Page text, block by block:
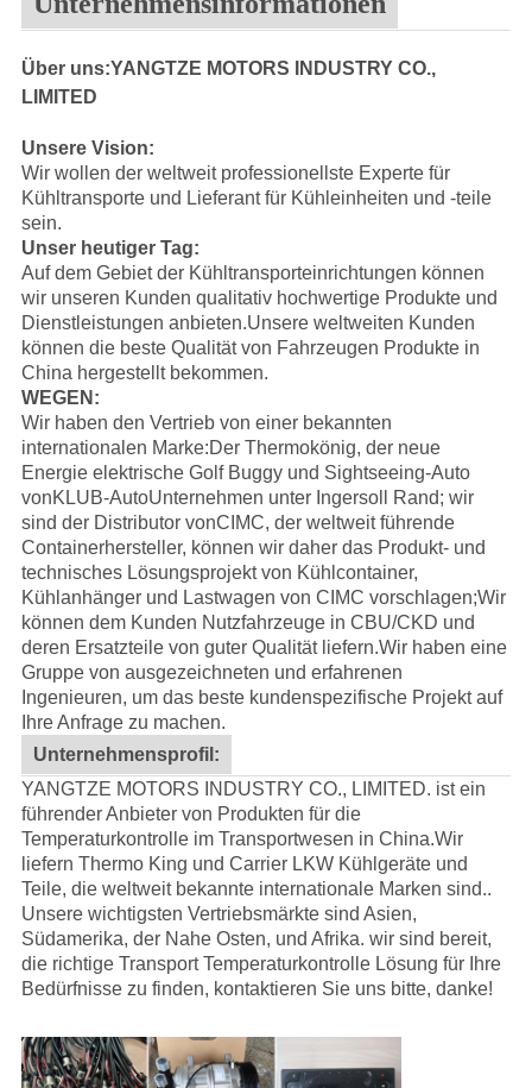
Über uns:YANGTZE MOTORS INDUSTRY CO.,
LIMITED
Unsere Vision:
Wir wollen der weltweit professionellste Experte für
Kühltransporte und Lieferant für Kühleinheiten und -teile
sein.
Unser heutiger Tag:
Auf dem Gebiet der Kühltransporteinrichtungen können
wir unseren Kunden qualitativ hochwertige Produkte und
Dienstleistungen anbieten.Unsere weltweiten Kunden
können die beste Qualität von Fahrzeugen Produkte in
China hergestellt bekommen.
WEGEN:
Wir haben den Vertrieb von einer bekannten
internationalen Marke:Der Thermokönig, der neue
Energie elektrische Golf Buggy und Sightseeing-Auto
vonKLUB-AutoUnternehmen unter Ingersoll Rand; wir
sind der Distributor vonCIMC, der weltweit führende
Containerhersteller, können wir daher das Produkt- und
technisches Lösungsprojekt von Kühlcontainer,
Kühlanhänger und Lastwagen von CIMC vorschlagen;Wir
können dem Kunden Nutzfahrzeuge in CBU/CKD und
deren Ersatzteile von guter Qualität liefern.Wir haben eine
Gruppe von ausgezeichneten und erfahrenen
Ingenieuren, um das beste kundenspezifische Projekt auf
Ihre Anfrage zu machen.
Unternehmensprofil:
YANGTZE MOTORS INDUSTRY CO., LIMITED. ist ein
führender Anbieter von Produkten für die
Temperaturkontrolle im Transportwesen in China.Wir
liefern Thermo King und Carrier LKW Kühlgeräte und
Teile, die weltweit bekannte internationale Marken sind..
Unsere wichtigsten Vertriebsmärkte sind Asien,
Südamerika, der Nahe Osten, und Afrika. wir sind bereit,
die richtige Transport Temperaturkontrolle Lösung für Ihre
Bedürfnisse zu finden, kontaktieren Sie uns bitte, danke!